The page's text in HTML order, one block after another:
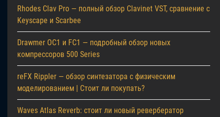
Rhodes Clav Pro — полный обзор Clavinet VST, сравнение с
Keyscape и Scarbee
Drawmer OC1 и FC1 — подробный обзор новых
компрессоров 500 Series
reFX Rippler — обзор синтезатора с физическим
моделированием | Стоит ли покупать?
Waves Atlas Reverb: стоит ли новый ревербератор